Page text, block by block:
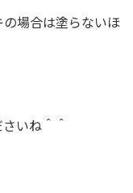
場合は塗らないほ
いね＾＾